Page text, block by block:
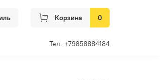
Корзина 0
Тел. +79858884184